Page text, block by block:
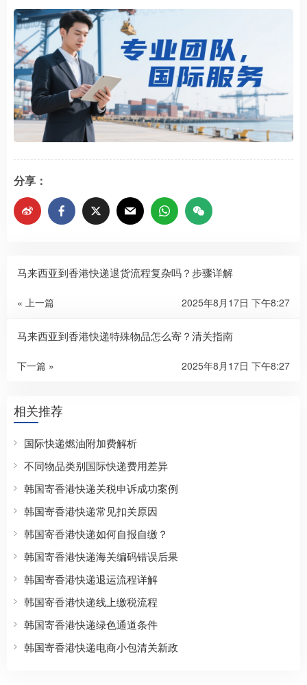
分享：
马来西亚到香港快递退货流程复杂吗？步骤详解
« 上一篇 2025年8月17日 下午8:27
马来西亚到香港快递特殊物品怎么寄？清关指南
下一篇 » 2025年8月17日 下午8:27
相关推荐
国际快递燃油附加费解析
不同物品类别国际快递费用差异
韩国寄香港快递关税申诉成功案例
韩国寄香港快递常见扣关原因
韩国寄香港快递如何自报自缴？
韩国寄香港快递海关编码错误后果
韩国寄香港快递退运流程详解
韩国寄香港快递线上缴税流程
韩国寄香港快递绿色通道条件
韩国寄香港快递电商小包清关新政